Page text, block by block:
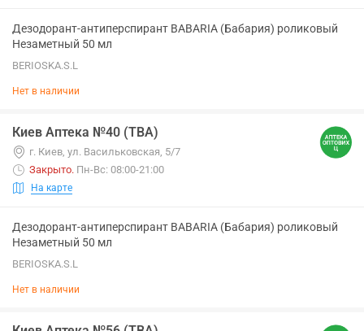
Дезодорант-антиперспирант BABARIA (Бабария) роликовый
Незаметный 50 мл
BERIOSKA.S.L
Нет в наличии
Киев Аптека №40 (ТВА)
г. Киев, ул. Васильковская, 5/7
Закрыто. Пн-Вс: 08:00-21:00
На карте
Дезодорант-антиперспирант BABARIA (Бабария) роликовый
Незаметный 50 мл
BERIOSKA.S.L
Нет в наличии